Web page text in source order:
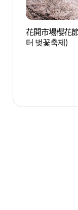
花開市場櫻花
터 벚꽃축제)